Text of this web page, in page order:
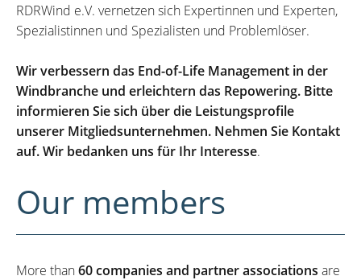
RDRWind e.V. vernetzen sich Expertinnen und Experten,
Spezialistinnen und Spezialisten und Problemlöser.
Wir verbessern das End-of-Life Management in der
Windbranche und erleichtern das Repowering. Bitte
informieren Sie sich über die Leistungsprofile
unserer Mitgliedsunternehmen. Nehmen Sie Kontakt
auf. Wir bedanken uns für Ihr Interesse.
Our members
More than60 companies and partner associations are